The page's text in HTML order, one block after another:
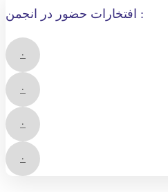
افتخارات حضور در انجمن :
۰
۰
۰
۰